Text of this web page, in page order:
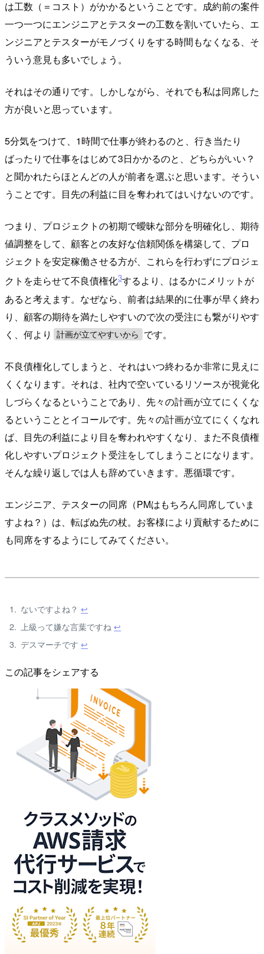
は工数（＝コスト）がかかるということです。成約前の案件
一つ一つにエンジニアとテスターの工数を割いていたら、エ
ンジニアとテスターがモノづくりをする時間もなくなる、そ
ういう意見も多いでしょう。
それはその通りです。しかしながら、それでも私は同席した
方が良いと思っています。
5分気をつけて、1時間で仕事が終わるのと、行き当たり
ばったりで仕事をはじめて3日かかるのと、どちらがいい？
と聞かれたらほとんどの人が前者を選ぶと思います。そうい
うことです。目先の利益に目を奪われてはいけないのです。
つまり、プロジェクトの初期で曖昧な部分を明確化し、期待
値調整をして、顧客との友好な信頼関係を構築して、プロ
ジェクトを安定稼働させる方が、これらを行わずにプロジェ
クトを走らせて不良債権化3するより、はるかにメリットが
あると考えます。なぜなら、前者は結果的に仕事が早く終わ
り、顧客の期待を満たしやすいので次の受注にも繋がりやす
く、何より
計画が立てやすいから です。
不良債権化してしまうと、それはいつ終わるか非常に見えに
くくなります。それは、社内で空いているリソースが視覚化
しづらくなるということであり、先々の計画が立てにくくな
るということとイコールです。先々の計画が立てにくくなれ
ば、目先の利益により目を奪われやすくなり、また不良債権
化しやすいプロジェクト受注をしてしまうことになります。
そんな繰り返しでは人も辞めていきます。悪循環です。
エンジニア、テスターの同席（PMはもちろん同席していま
すよね？）は、転ばぬ先の杖。お客様により貢献するために
も同席をするようにしてみてください。
ないですよね？↩
上級って嫌な言葉ですね↩
デスマーチです↩
この記事をシェアする